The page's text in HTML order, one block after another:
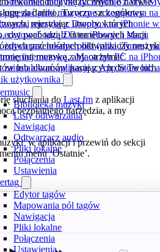
przesłać pliki muzyczne z komputera
muzykę z Dropbox na iPhonie
edytować tagi ID3 na iPhonie i Macu
odtwarzać lokalne pliki (pliki iTunes)
muzykę z Maca lub PC na
zainstalować aplikację z App Store
użytkownika
Biblioteka muzyki
Listy odtwarzania
Nawigacja
Odtwarzacz audio
Pliki lokalne
Połączenia
Ustawienia
Edytor tagów
Mapowania pól tagów
Nawigacja
Pliki lokalne
Połączenia
Ustawienia
za darmo. Tworzy szczegółowy
rejestrując utwory, których
czy pochodzą z internetowych stacji
przenośnych odtwarzaczy
internetową, aby otrzymać
lub albumów pasujących do Twoich
słuchania do Last.fm z aplikacji
bezpłatnego narzędzia, a my
w aplikacji i przewiń do sekcji
menu ‘Ostatnie’.